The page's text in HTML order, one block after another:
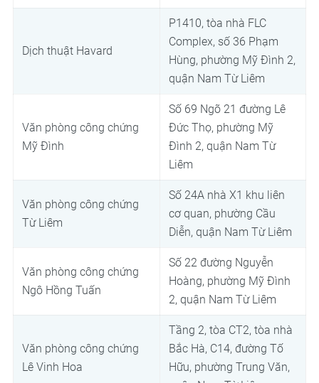
Dịch thuật Havard
P1410, tòa nhà FLC
Complex, số 36 Phạm
Hùng, phường Mỹ Đình 2,
quận Nam Từ Liêm
Văn phòng công chứng
Mỹ Đình
Số 69 Ngõ 21 đường Lê
Đức Thọ, phường Mỹ
Đình 2, quận Nam Từ
Liêm
Văn phòng công chứng
Từ Liêm
Số 24A nhà X1 khu liên
cơ quan, phường Cầu
Diễn, quận Nam Từ Liêm
Văn phòng công chứng
Ngô Hồng Tuấn
Số 22 đường Nguyễn
Hoàng, phường Mỹ Đình
2, quận Nam Từ Liêm
Văn phòng công chứng
Lê Vinh Hoa
Tầng 2, tòa CT2, tòa nhà
Bắc Hà, C14, đường Tố
Hữu, phường Trung Văn,